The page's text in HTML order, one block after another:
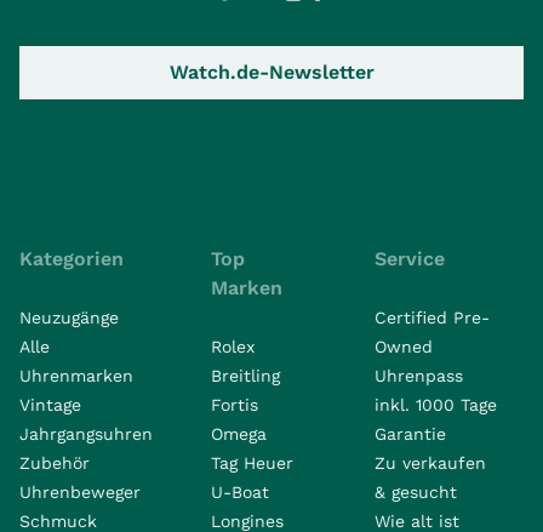
Watch.de-Newsletter
Kategorien
Neuzugänge
Alle
Uhrenmarken
Vintage
Jahrgangsuhren
Zubehör
Uhrenbeweger
Schmuck
Top
Marken
Rolex
Breitling
Fortis
Omega
Tag Heuer
U-Boat
Longines
Service
Certified Pre-
Owned
Uhrenpass
inkl. 1000 Tage
Garantie
Zu verkaufen
& gesucht
Wie alt ist